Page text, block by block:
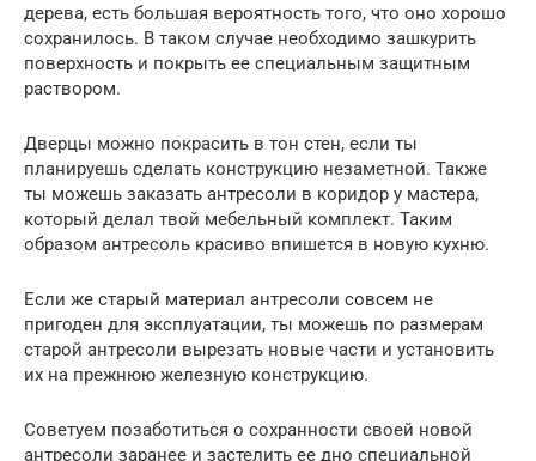
дерева, есть большая вероятность того, что оно хорошо
сохранилось. В таком случае необходимо зашкурить
поверхность и покрыть ее специальным защитным
раствором.
Дверцы можно покрасить в тон стен, если ты
планируешь сделать конструкцию незаметной. Также
ты можешь заказать антресоли в коридор у мастера,
который делал твой мебельный комплект. Таким
образом антресоль красиво впишется в новую кухню.
Если же старый материал антресоли совсем не
пригоден для эксплуатации, ты можешь по размерам
старой антресоли вырезать новые части и установить
их на прежнюю железную конструкцию.
Советуем позаботиться о сохранности своей новой
антресоли заранее и застелить ее дно специальной